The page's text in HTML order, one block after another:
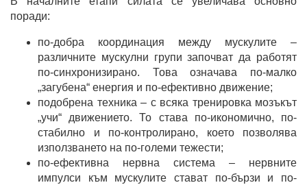
поради:
по-добра координация между мускулите –
различните мускулни групи започват да работят
по-синхронизирано. Това означава по-малко
„загубена“ енергия и по-ефективно движение;
подобрена техника – с всяка тренировка мозъкът
„учи“ движението. То става по-икономично, по-
стабилно и по-контролирано, което позволява
използването на по-големи тежести;
по-ефективна нервна система – нервните
импулси към мускулите стават по-бързи и по-